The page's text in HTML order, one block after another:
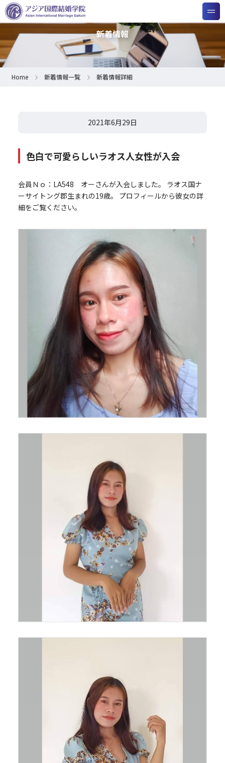
新着情報
Home 新着情報一覧 新着情報詳細
2021年6月29日
色白で可愛らしいラオス人女性が入会
会員Ｎｏ：LA548 オーさんが入会しました。 ラオス国ナ
ーサイトング郡生まれの19歳。 プロフィールから彼女の詳
細をご覧ください。